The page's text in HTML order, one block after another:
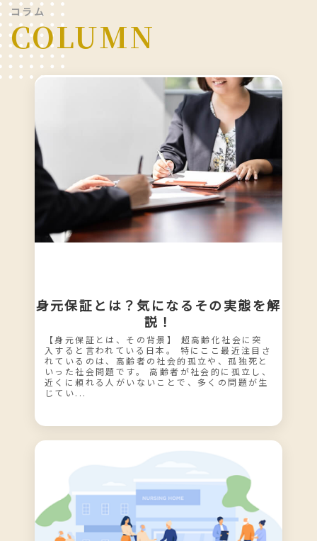
コラム
COLUMN
身元保証とは？気になるその実態を解
説！
【身元保証とは、その背景】 超高齢化社会に突
入すると言われている日本。 特にここ最近注目さ
れているのは、高齢者の社会的孤立や、孤独死と
いった社会問題です。 高齢者が社会的に孤立し、
近くに頼れる人がいないことで、多くの問題が生
じてい...